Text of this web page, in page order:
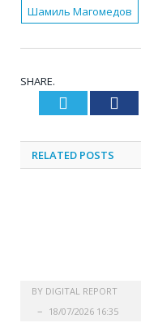
Шамиль Магомедов
SHARE.
Twitter
RELATED POSTS
BY DIGITAL REPORT
18/07/2026 16:35